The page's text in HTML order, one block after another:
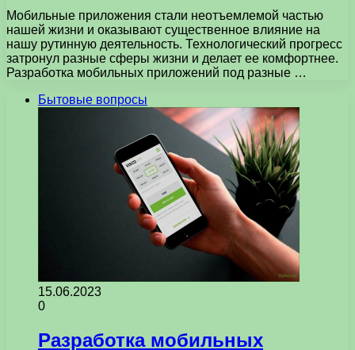
Мобильные приложения стали неотъемлемой частью
нашей жизни и оказывают существенное влияние на
нашу рутинную деятельность. Технологический прогресс
затронул разные сферы жизни и делает ее комфортнее.
Разработка мобильных приложений под разные …
Бытовые вопросы
15.06.2023
0
Разработка мобильных